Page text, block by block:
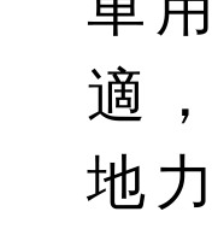
適
地